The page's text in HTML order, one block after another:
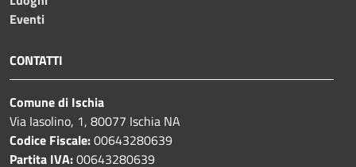
Eventi
CONTATTI
Comune di Ischia
Via Iasolino, 1, 80077 Ischia NA
Codice Fiscale:00643280639
Partita IVA:00643280639